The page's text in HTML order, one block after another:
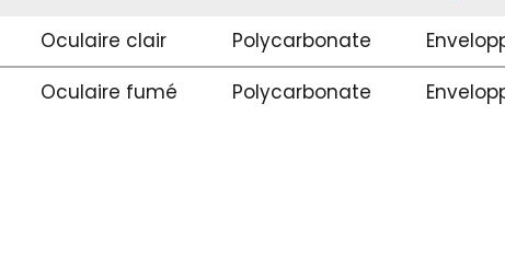
Oculaire clair Polycarbonate
Oculaire fumé Polycarbonate